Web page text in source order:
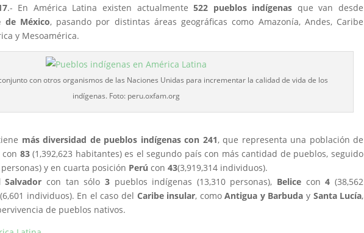
.- En América Latina existen actualmente522 pueblos indígenas que van desde
de México, pasando por distintas áreas geográficas como Amazonía, Andes, Caribe
y Mesoamérica.
con otros organismos de las Naciones Unidas para incrementar la calidad de vida de los
indígenas. Foto: peru.oxfam.org
más diversidad de pueblos indígenas con 241, que representa una población de
con 83(1,392,623 habitantes) es el segundo país con más cantidad de pueblos, seguido
personas) y en cuarta posición Perú con43(3,919,314 individuos).
Salvador con tan sólo 3pueblos indígenas (13,310 personas), Belice con4(38,562
(6,601 individuos). En el caso del Caribe insular, comoAntigua y Barbuda y Santa Lucía,
de pueblos nativos.